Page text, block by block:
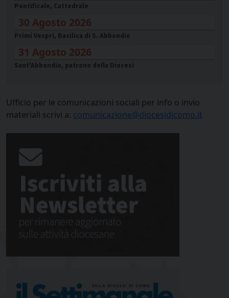
Pontificale, Cattedrale
30 Agosto 2026
Primi Vespri, Basilica di S. Abbondio
31 Agosto 2026
Sant'Abbondio, patrono della Diocesi
Ufficio per le comunicazioni sociali per info o invio
materiali scrivi a: comunicazione@diocesidicomo.it